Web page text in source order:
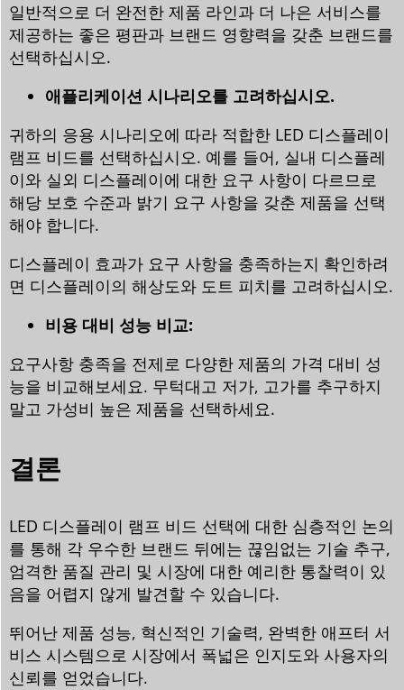
일반적으로 더 완전한 제품 라인과 더 나은 서비스를
제공하는 좋은 평판과 브랜드 영향력을 갖춘 브랜드를
선택하십시오.
애플리케이션 시나리오를 고려하십시오.
귀하의 응용 시나리오에 따라 적합한 LED 디스플레이
램프 비드를 선택하십시오. 예를 들어, 실내 디스플레
이와 실외 디스플레이에 대한 요구 사항이 다르므로
해당 보호 수준과 밝기 요구 사항을 갖춘 제품을 선택
해야 합니다.
디스플레이 효과가 요구 사항을 충족하는지 확인하려
면 디스플레이의 해상도와 도트 피치를 고려하십시오.
비용 대비 성능 비교:
요구사항 충족을 전제로 다양한 제품의 가격 대비 성
능을 비교해보세요. 무턱대고 저가, 고가를 추구하지
말고 가성비 높은 제품을 선택하세요.
결론
LED 디스플레이 램프 비드 선택에 대한 심층적인 논의
를 통해 각 우수한 브랜드 뒤에는 끊임없는 기술 추구,
엄격한 품질 관리 및 시장에 대한 예리한 통찰력이 있
음을 어렵지 않게 발견할 수 있습니다.
뛰어난 제품 성능, 혁신적인 기술력, 완벽한 애프터 서
비스 시스템으로 시장에서 폭넓은 인지도와 사용자의
신뢰를 얻었습니다.